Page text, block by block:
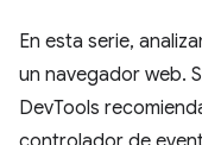
En esta serie,
un navegador web.
DevTools